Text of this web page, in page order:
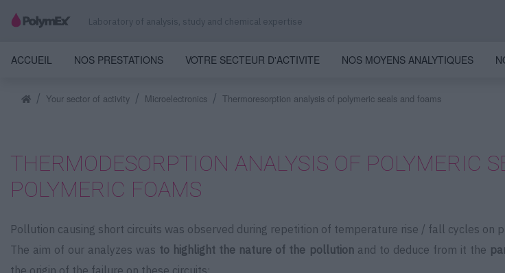
Laboratory of analysis, study and chemical expertise
ACCUEIL NOS PRESTATIONS VOTRE SECTEUR D'ACTIVITE NOS MOYENS ANALYTIQUES
Your sector of activity Microelectronics Thermoresorption analysis of polymeric seals and foams
THERMODESORPTION ANALYSIS OF POLYMERIC
POLYMERIC FOAMS
Pollution causing short circuits was observed during repetition of temperature rise / fall cycles on
The aim of our analyzes was to highlight the nature of the pollutionand to deduce from it the
the origin of the failure on these circuits: